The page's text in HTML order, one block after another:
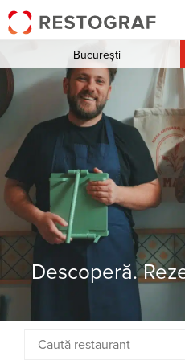
Descoperă.
București